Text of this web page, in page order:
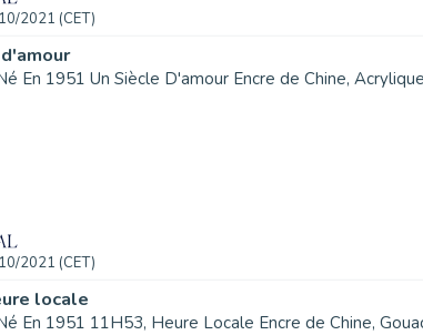
2021 (CET)
2021 (CET)
locale